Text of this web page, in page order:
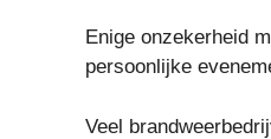
Enige onzekerheid
persoonlijke
Veel